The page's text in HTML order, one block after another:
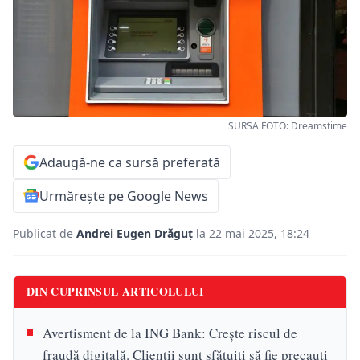
SURSA FOTO: Dreamstime
Adaugă-ne ca sursă preferată
Urmărește pe Google News
Publicat de Andrei Eugen Drăguț la 22 mai 2025, 18:24
DIN CUPRINSUL ARTICOLULUI
Avertisment de la ING Bank: Crește riscul de
fraudă digitală. Clienții sunt sfătuiți să fie precauți